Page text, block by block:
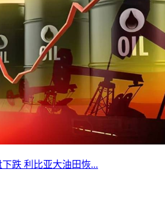
跌 利比亚大油田恢...